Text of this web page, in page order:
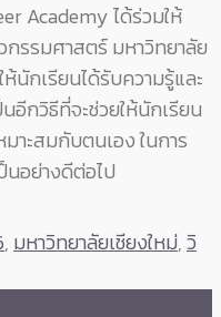
ได้ร่วมให้
รรมศาสตร์ มหาวิทยาลัย
นักเรียนได้รับความรู้และ
กวิธีที่จะช่วยให้นักเรียน
าะสมกับตนเอง ในการ
นอย่างดีต่อไป
, มหาวิทยาลัยเชียงใหม่,วิ